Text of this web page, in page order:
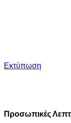
Εκτύπωση
Προσωπικές